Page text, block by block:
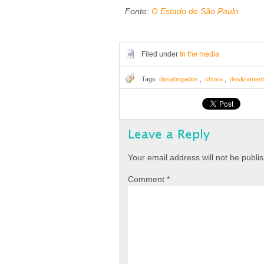
Fonte: O Estado de São Paulo
Filed under In the media
Tags desabrigados chuva
Leave a Reply
Your email address will not be
Comment *